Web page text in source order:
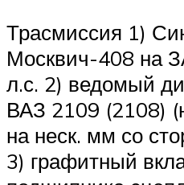
Трасмиссия 1)
Москвич-408 на
л.с. 2) ведомый
ВАЗ 2109 (2108)
на неск. мм со
3) графитный